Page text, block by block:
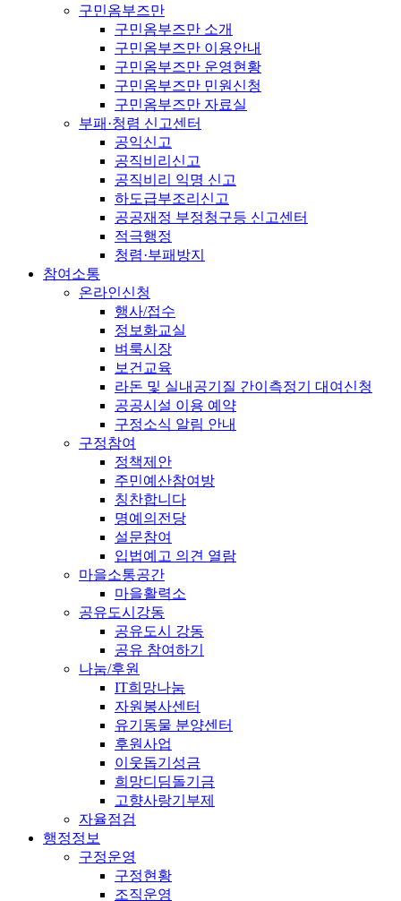
구민옴부즈만
구민옴부즈만 소개
구민옴부즈만 이용안내
구민옴부즈만 운영현황
구민옴부즈만 민원신청
구민옴부즈만 자료실
부패·청렴 신고센터
공익신고
공직비리신고
공직비리 익명 신고
하도급부조리신고
공공재정 부정청구등 신고센터
적극행정
청렴·부패방지
참여소통
온라인신청
행사/접수
정보화교실
벼룩시장
보건교육
라돈 및 실내공기질 간이측정기 대여신청
공공시설 이용 예약
구정소식 알림 안내
구정참여
정책제안
주민예산참여방
칭찬합니다
명예의전당
설문참여
입법예고 의견 열람
마을소통공간
마을활력소
공유도시강동
공유도시 강동
공유 참여하기
나눔/후원
IT희망나눔
자원봉사센터
유기동물 분양센터
후원사업
이웃돕기성금
희망디딤돌기금
고향사랑기부제
자율점검
행정정보
구정운영
구정현황
조직운영